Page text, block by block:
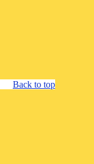
Back to top